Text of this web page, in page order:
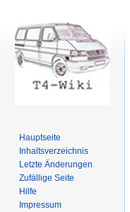
Hauptseite
Inhaltsverzeichnis
Letzte Änderungen
Zufällige Seite
Hilfe
Impressum